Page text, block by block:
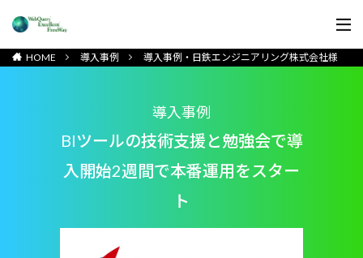
HOME 導入事例 導入事例・日鉄エンジニアリング株式会社様
導入事例
BIツールの技術支援と勉強会で導
入開始2週間で本番運用をスター
ト